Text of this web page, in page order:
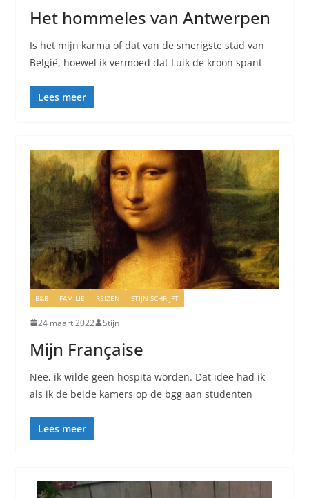
Het hommeles van Antwerpen
Is het mijn karma of dat van de smerigste stad van
België, hoewel ik vermoed dat Luik de kroon spant
Lees meer
B&B FAMILIE REIZEN STIJN SCHRIJFT
24 maart 2022 Stijn
Mijn Française
Nee, ik wilde geen hospita worden. Dat idee had ik
als ik de beide kamers op de bgg aan studenten
Lees meer